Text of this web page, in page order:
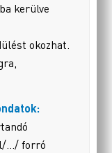
kerülve
okozhat.
…/ forró